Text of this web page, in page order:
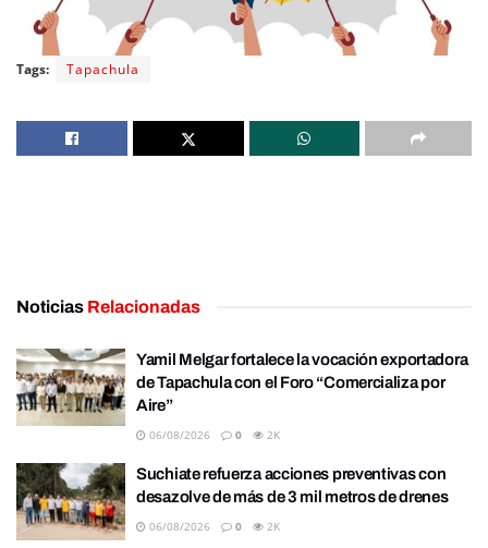
Tags: Tapachula
Noticias Relacionadas
Yamil Melgar fortalece la vocación exportadora
de Tapachula con el Foro “Comercializa por
Aire”
06/08/2026 0 2K
Suchiate refuerza acciones preventivas con
desazolve de más de 3 mil metros de drenes
06/08/2026 0 2K